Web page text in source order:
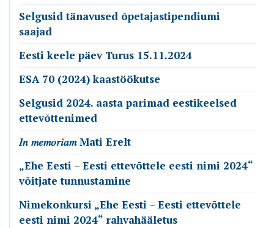
Selgusid tänavused õpetajastipendiumi
saajad
Eesti keele päev Turus 15.11.2024
ESA 70 (2024) kaastöökutse
Selgusid 2024. aasta parimad eestikeelsed
ettevõttenimed
𝐼𝑛 𝑚𝑒𝑚𝑜𝑟𝑖𝑎𝑚 Mati Erelt
„Ehe Eesti – Eesti ettevõttele eesti nimi 2024“
võitjate tunnustamine
Nimekonkursi „Ehe Eesti – Eesti ettevõttele
eesti nimi 2024“ rahvahääletus